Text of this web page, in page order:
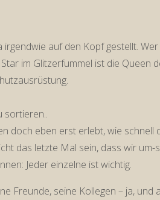
auf den Kopf gestellt.
im Glitzerfummel ist die Queen
sortieren..
doch eben erst erlebt, wie schnell
das letzte Mal sein, dass wir um-
Jeder einzelne ist wichtig.
Freunde, seine Kollegen – ja, und